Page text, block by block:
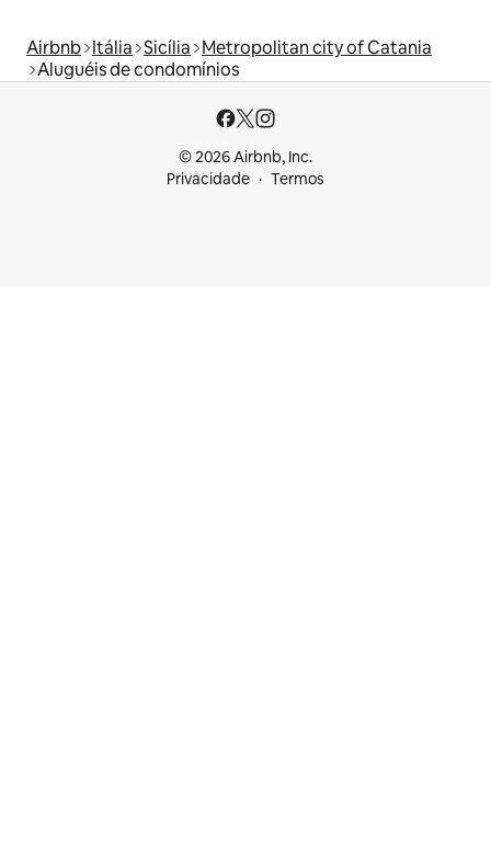
Airbnb Itália Sicília Metropolitan city of Catania
Aluguéis de condomínios
© 2026 Airbnb, Inc.
Privacidade
Termos